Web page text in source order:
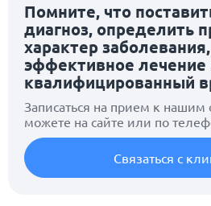
Помните, что
диагноз, определить
характер
эффективное
квалифицированный
Записаться на прием к нашим
можете на сайте или по
Связаться с